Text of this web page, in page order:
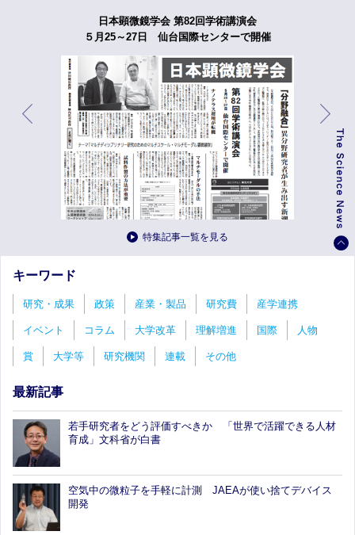
日本顕微鏡学会 第82回学術講演会
５月25～27日 仙台国際センターで開催
特集記事一覧を見る
キーワード
研究・成果 政策 産業・製品 研究費 産学連携
イベント コラム 大学改革 理解増進 国際 人物
賞 大学等 研究機関 連載 その他
最新記事
若手研究者をどう評価すべきか 「世界で活躍できる人材
育成」文科省が白書
空気中の微粒子を手軽に計測 JAEAが使い捨てデバイス
開発